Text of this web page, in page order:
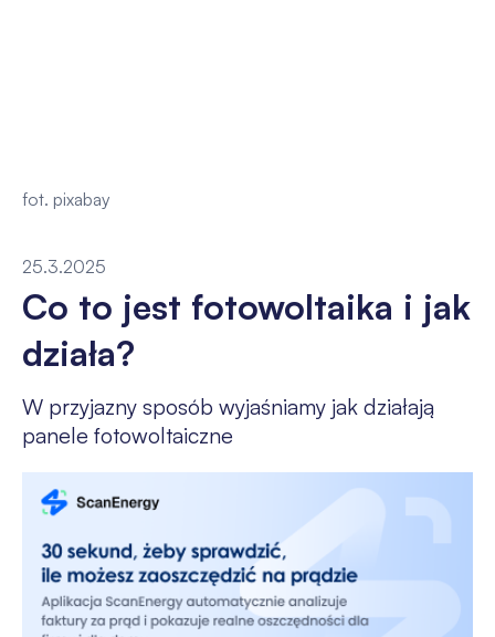
25.3.2025
Co to jest fotowoltaika i jak
działa?
W przyjazny sposób wyjaśniamy jak działają
panele fotowoltaiczne
fot. pixabay